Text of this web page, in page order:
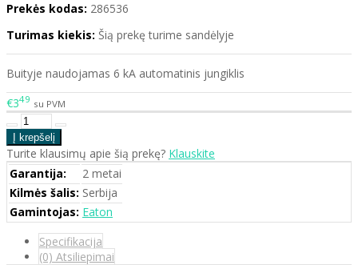
Prekės kodas: 286536
Turimas kiekis: Šią prekę turime sandėlyje
Buityje naudojamas 6 kA automatinis jungiklis
€349 su PVM
Turite klausimų apie šią prekę? Klauskite
Garantija:
2 metai
Kilmės šalis: Serbija
Gamintojas: Eaton
Specifikacija
(0) Atsiliepimai